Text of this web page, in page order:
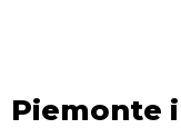
Piemonte